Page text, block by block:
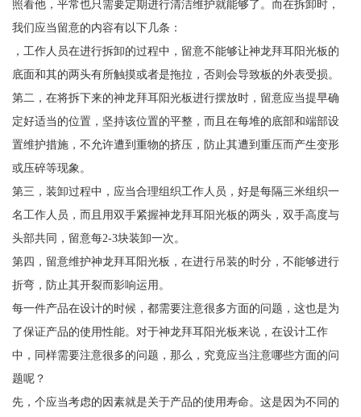
照看他，平常也只需要定期进行清洁维护就能够了。而在拆卸时，
我们应当留意的内容有以下几条：
，工作人员在进行拆卸的过程中，留意不能够让神龙拜耳阳光板的
底面和其的两头有所触摸或者是拖拉，否则会导致板的外表受损。
第二，在将拆下来的神龙拜耳阳光板进行摆放时，留意应当提早确
定好适当的位置，坚持该位置的平整，而且在每堆的底部和端部设
置维护措施，不允许遭到重物的挤压，防止其遭到重压而产生变形
或压碎等现象。
第三，装卸过程中，应当合理组织工作人员，好是每隔三米组织一
名工作人员，而且用双手紧握神龙拜耳阳光板的两头，双手高度与
头部共同，留意每2-3块装卸一次。
第四，留意维护神龙拜耳阳光板，在进行吊装的时分，不能够进行
折弯，防止其开裂而影响运用。
每一件产品在设计的时候，都需要注意很多方面的问题，这也是为
了保证产品的使用性能。对于神龙拜耳阳光板来说，在设计工作
中，同样需要注意很多的问题，那么，究竟应当注意哪些方面的问
题呢？
先，个应当考虑的因素就是关于产品的使用寿命。这是因为不同的